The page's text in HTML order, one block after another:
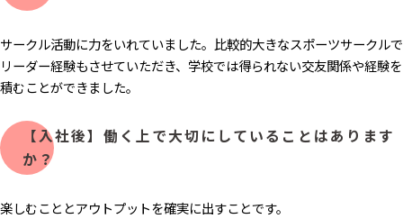
サークル活動に力をいれていました。比較的大きなスポーツサークルで
リーダー経験もさせていただき、学校では得られない交友関係や経験を
積むことができました。
【入社後】働く上で大切にしていることはあります
か？
楽しむこととアウトプットを確実に出すことです。